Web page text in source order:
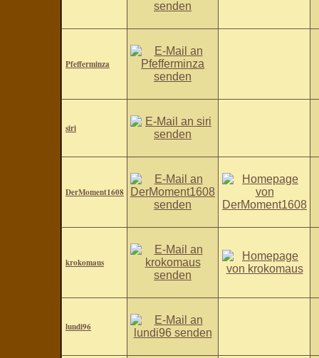
Pfefferminza
siri
DerMoment1608
krokomaus
lundi96